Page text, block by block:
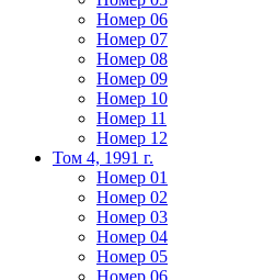
Номер 06
Номер 07
Номер 08
Номер 09
Номер 10
Номер 11
Номер 12
Том 4, 1991 г.
Номер 01
Номер 02
Номер 03
Номер 04
Номер 05
Номер 06